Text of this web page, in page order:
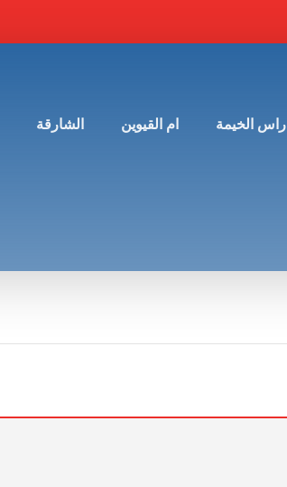
راس الخيمة ام القيوين الشارقة